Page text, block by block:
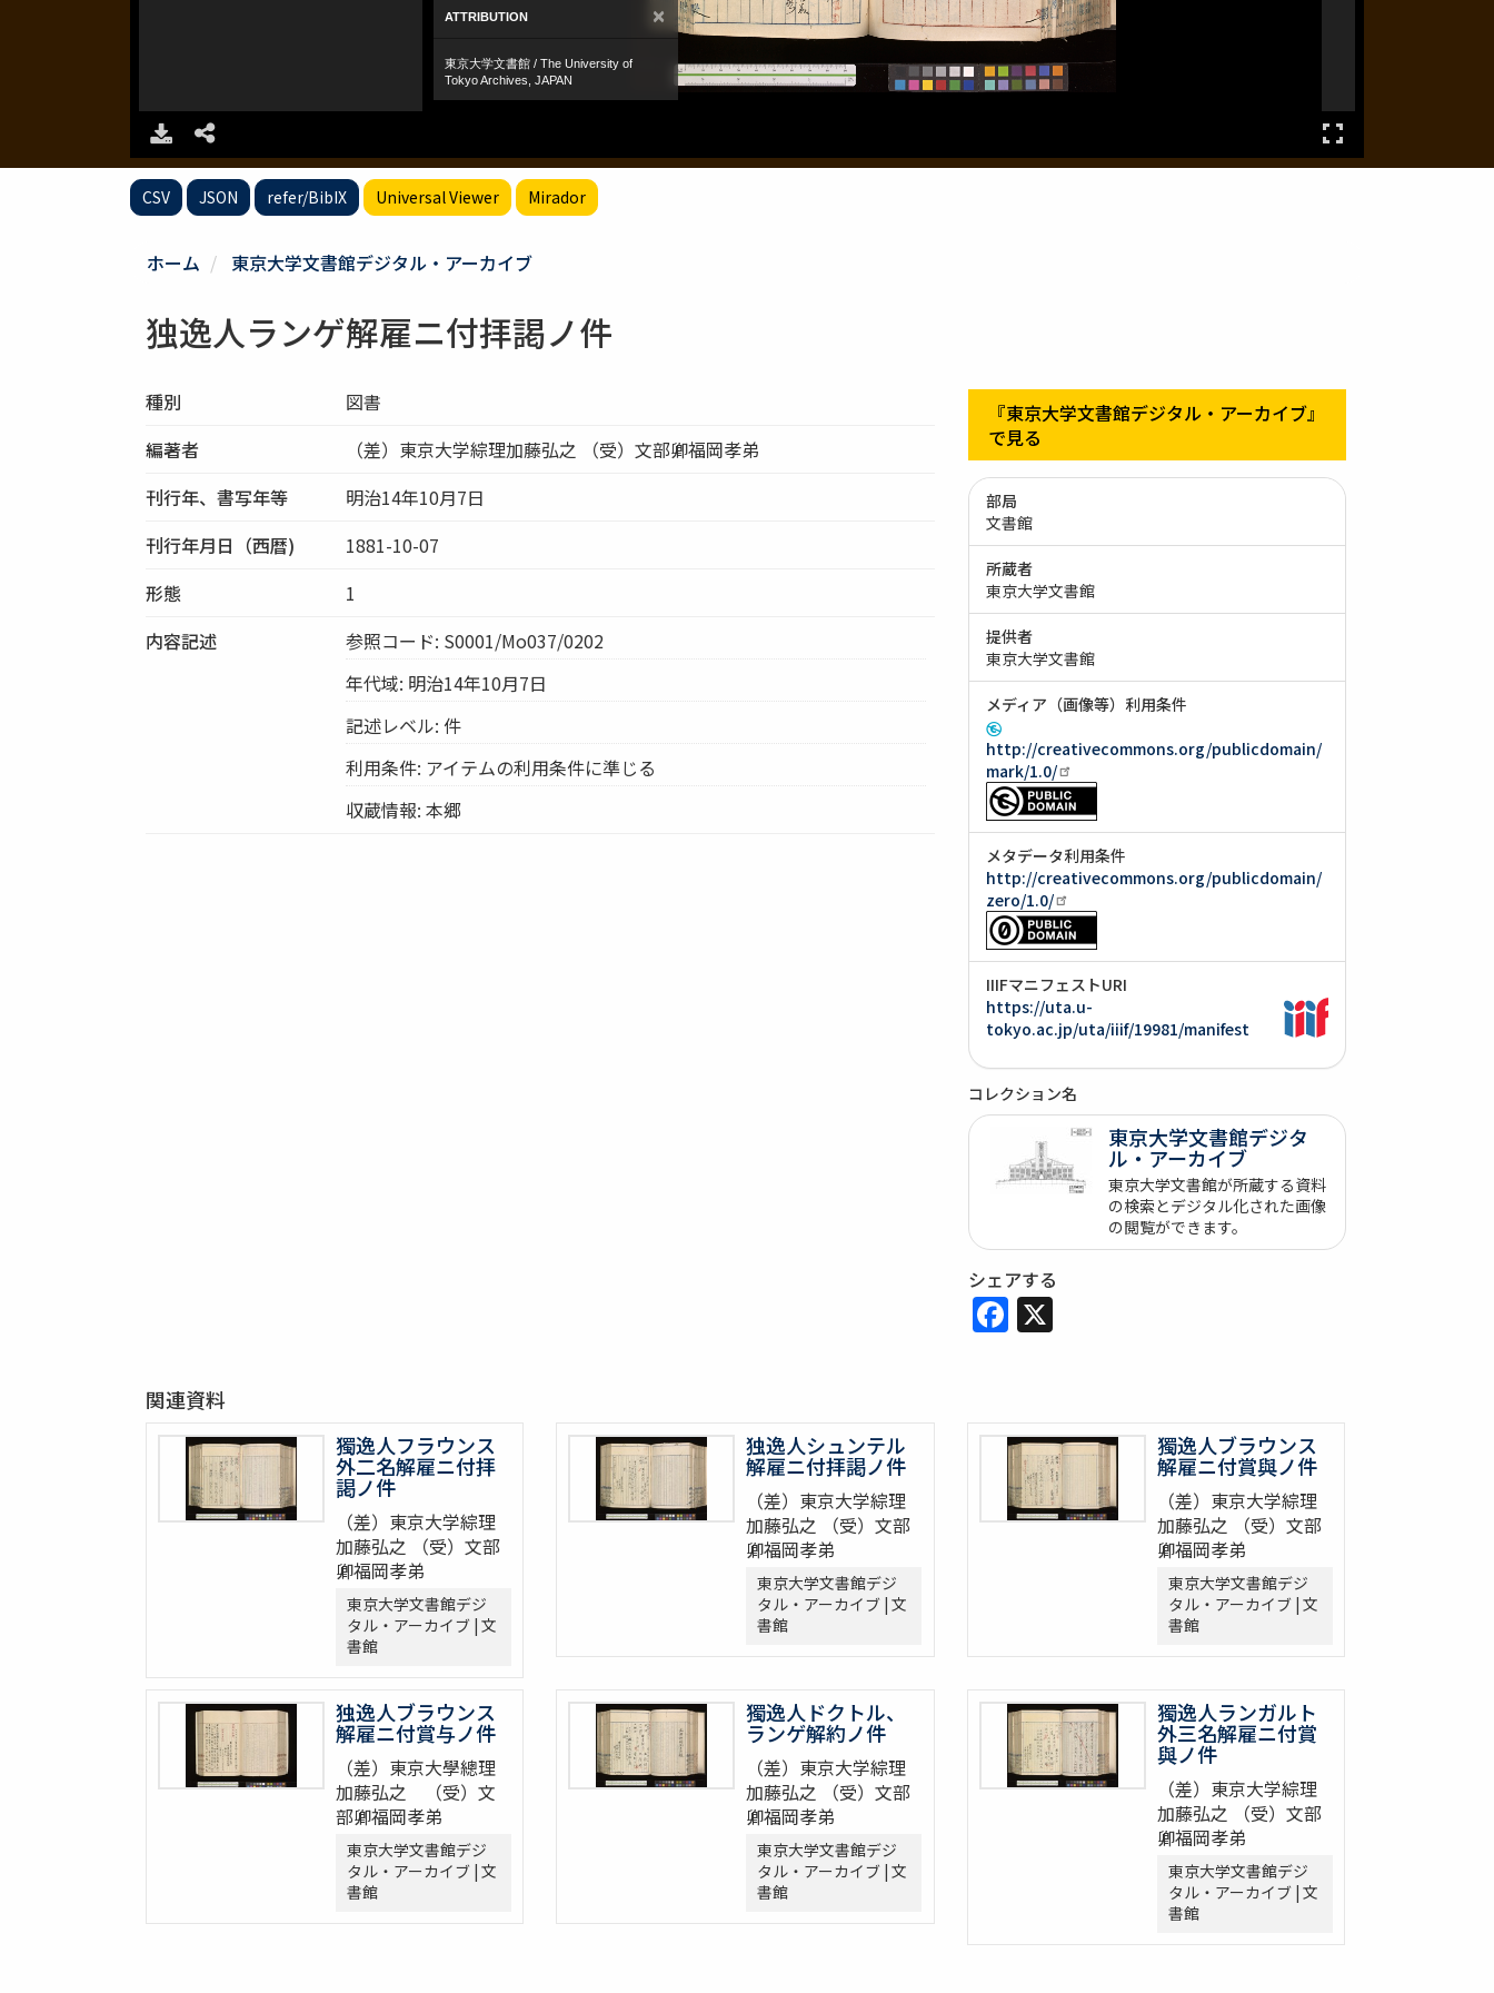
CSV JSON refer/BibIX Universal Viewer Mirador
ホーム 東京大学文書館デジタル・アーカイブ
独逸人ランゲ解雇ニ付拝謁ノ件
種別
図書
編著者
（差）東京大学綜理加藤弘之 （受）文部卿福岡孝弟
刊行年、書写年等
明治14年10月7日
刊行年月日（西暦)
1881-10-07
形態
1
内容記述
参照コード: S0001/Mo037/0202
年代域: 明治14年10月7日
記述レベル: 件
利用条件: アイテムの利用条件に準じる
収蔵情報: 本郷
『東京大学文書館デジタル・アーカイブ』
で見る
部局
文書館
所蔵者
東京大学文書館
提供者
東京大学文書館
メディア（画像等）利用条件
http://creativecommons.org/publicdomain/
mark/1.0/
メタデータ利用条件
http://creativecommons.org/publicdomain/
zero/1.0/
IIIFマニフェストURI
https://uta.u-
tokyo.ac.jp/uta/iiif/19981/manifest
コレクション名
東京大学文書館デジタ
ル・アーカイブ
東京大学文書館が所蔵する資料
の検索とデジタル化された画像
の閲覧ができます。
シェアする
Facebook
X
関連資料
獨逸人フラウンス
外二名解雇ニ付拝
謁ノ件
（差）東京大学綜理
加藤弘之 （受）文部
卿福岡孝弟
東京大学文書館デジ
タル・アーカイブ | 文
書館
独逸人シュンテル
解雇ニ付拝謁ノ件
（差）東京大学綜理
加藤弘之 （受）文部
卿福岡孝弟
東京大学文書館デジ
タル・アーカイブ | 文
書館
獨逸人ブラウンス
解雇ニ付賞與ノ件
（差）東京大学綜理
加藤弘之 （受）文部
卿福岡孝弟
東京大学文書館デジ
タル・アーカイブ | 文
書館
独逸人ブラウンス
解雇ニ付賞与ノ件
（差）東京大學總理
加藤弘之 （受）文
部卿福岡孝弟
東京大学文書館デジ
タル・アーカイブ | 文
書館
獨逸人ドクトル、
ランゲ解約ノ件
（差）東京大学綜理
加藤弘之 （受）文部
卿福岡孝弟
東京大学文書館デジ
タル・アーカイブ | 文
書館
獨逸人ランガルト
外三名解雇ニ付賞
與ノ件
（差）東京大学綜理
加藤弘之 （受）文部
卿福岡孝弟
東京大学文書館デジ
タル・アーカイブ | 文
書館